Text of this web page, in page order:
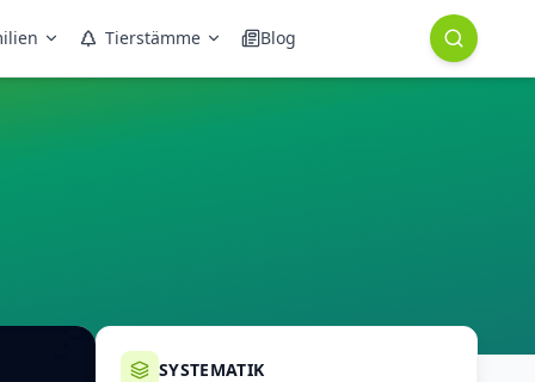
Tierstämme Blog
SYSTEMATIK